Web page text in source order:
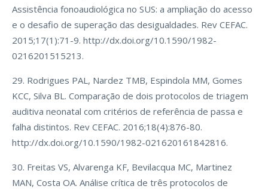
Assistência fonoaudiológica no SUS: a ampliação do acesso
e o desafio de superação das desigualdades. Rev CEFAC.
2015;17(1):71-9. http://dx.doi.org/10.1590/1982-
0216201515213.
29. Rodrigues PAL, Nardez TMB, Espindola MM, Gomes
KCC, Silva BL. Comparação de dois protocolos de triagem
auditiva neonatal com critérios de referência de passa e
falha distintos. Rev CEFAC. 2016;18(4):876-80.
http://dx.doi.org/10.1590/1982-021620161842816.
30. Freitas VS, Alvarenga KF, Bevilacqua MC, Martinez
MAN, Costa OA. Análise crítica de três protocolos de